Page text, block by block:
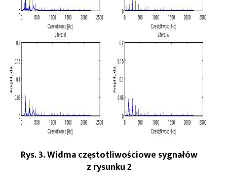
Rys. 3. Widma częstotliwościowe sygnałów
z rysunku 2